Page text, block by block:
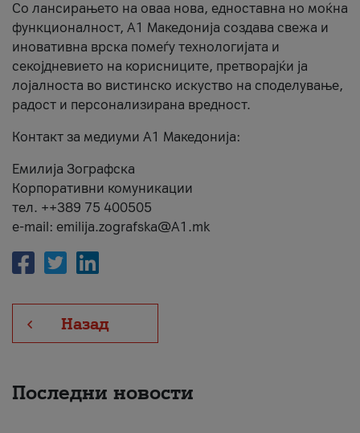
Со лансирањето на оваа нова, едноставна но моќна
функционалност, А1 Македонија создава свежа и
иновативна врска помеѓу технологијата и
секојдневието на корисниците, претворајќи ја
лојалноста во вистинско искуство на споделување,
радост и персонализирана вредност.
Контакт за медиуми А1 Македонија:
Емилија Зографска
Корпоративни комуникации
тел. ++389 75 400505
e-mail: emilija.zografska@A1.mk
Назад
Последни новости